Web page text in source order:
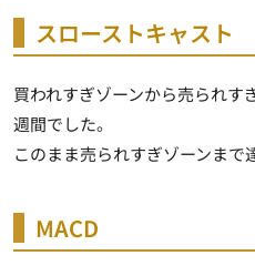
スローストキャスト
買われすぎゾーンから売られす
週間でした。
このまま売られすぎゾーンまで
MACD